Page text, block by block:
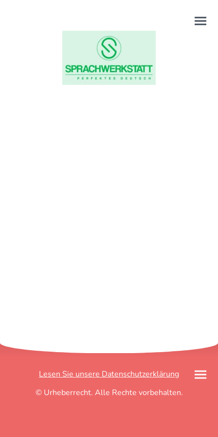
Lesen Sie unsere Datenschutzerklärung
© Urheberrecht. Alle Rechte vorbehalten.